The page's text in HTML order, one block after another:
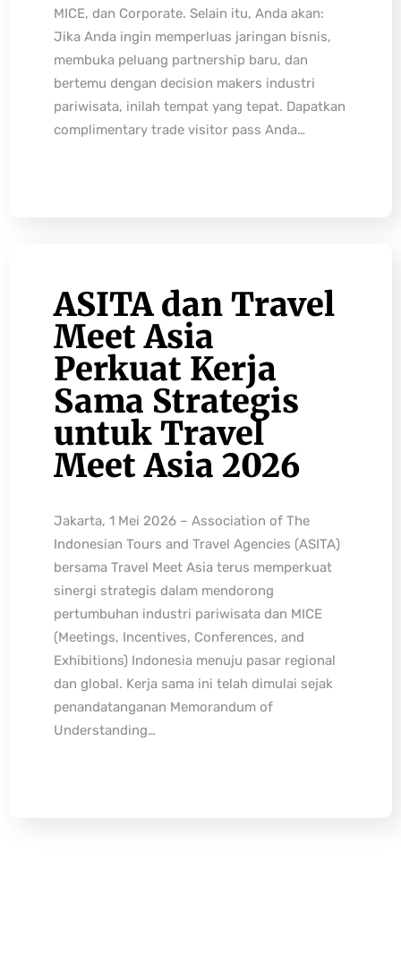
MICE, dan Corporate. Selain itu, Anda akan:
Jika Anda ingin memperluas jaringan bisnis,
membuka peluang partnership baru, dan
bertemu dengan decision makers industri
pariwisata, inilah tempat yang tepat. Dapatkan
complimentary trade visitor pass Anda…
ASITA dan Travel
Meet Asia
Perkuat Kerja
Sama Strategis
untuk Travel
Meet Asia 2026
Jakarta, 1 Mei 2026 – Association of The
Indonesian Tours and Travel Agencies (ASITA)
bersama Travel Meet Asia terus memperkuat
sinergi strategis dalam mendorong
pertumbuhan industri pariwisata dan MICE
(Meetings, Incentives, Conferences, and
Exhibitions) Indonesia menuju pasar regional
dan global. Kerja sama ini telah dimulai sejak
penandatanganan Memorandum of
Understanding…